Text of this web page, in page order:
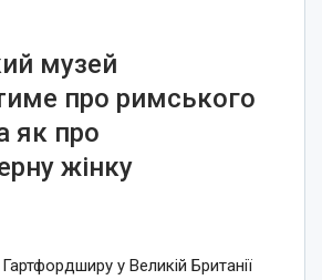
музей
про римського
як про
жінку
у Великій Британії